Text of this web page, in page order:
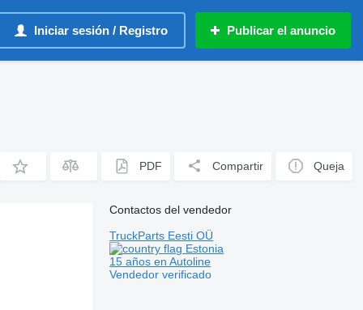
Iniciar sesión / Registro Publicar el anuncio
PDF Compartir Queja
Contactos del vendedor
TruckParts Eesti OÜ
Estonia
15 años en Autoline
Vendedor verificado